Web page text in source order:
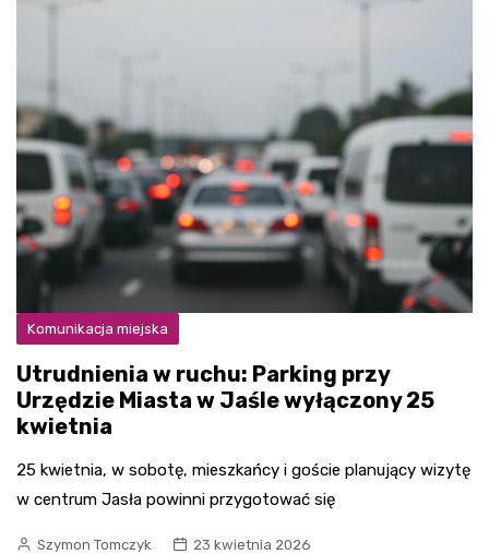
Komunikacja miejska
Utrudnienia w ruchu: Parking przy
Urzędzie Miasta w Jaśle wyłączony 25
kwietnia
25 kwietnia, w sobotę, mieszkańcy i goście planujący wizytę
w centrum Jasła powinni przygotować się
Szymon Tomczyk 23 kwietnia 2026